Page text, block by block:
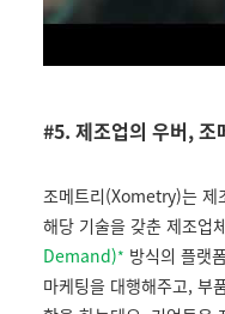
#5. 제조업의 우버, 조
조메트리(Xometry)는 제
해당 기술을 갖춘 제조업
Demand)* 방식의 플랫
마케팅을 대행해주고, 부